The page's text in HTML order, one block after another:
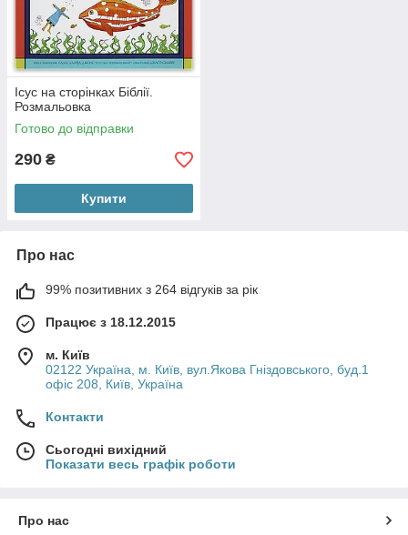
Ісус на сторінках Біблії.
Розмальовка
Готово до відправки
290 ₴
Купити
Про нас
99% позитивних з 264 відгуків за рік
Працює з 18.12.2015
м. Київ
02122 Україна, м. Київ, вул.Якова Гніздовського, буд.1
офіс 208, Київ, Україна
Контакти
Сьогодні вихідний
Показати весь графік роботи
Про нас